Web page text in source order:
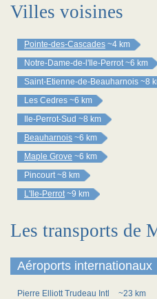
Villes voisines
Pointe-des-Cascades ~4 km
Notre-Dame-de-l'Ile-Perrot ~6 km
Saint-Etienne-de-Beauharnois ~8
Les Cedres ~6 km
Ile-Perrot-Sud ~8 km
Beauharnois ~6 km
Maple Grove ~6 km
Pincourt ~8 km
L'Ile-Perrot ~9 km
Les transports de
Aéroports internationaux
Pierre Elliott Trudeau Intl
~23 km